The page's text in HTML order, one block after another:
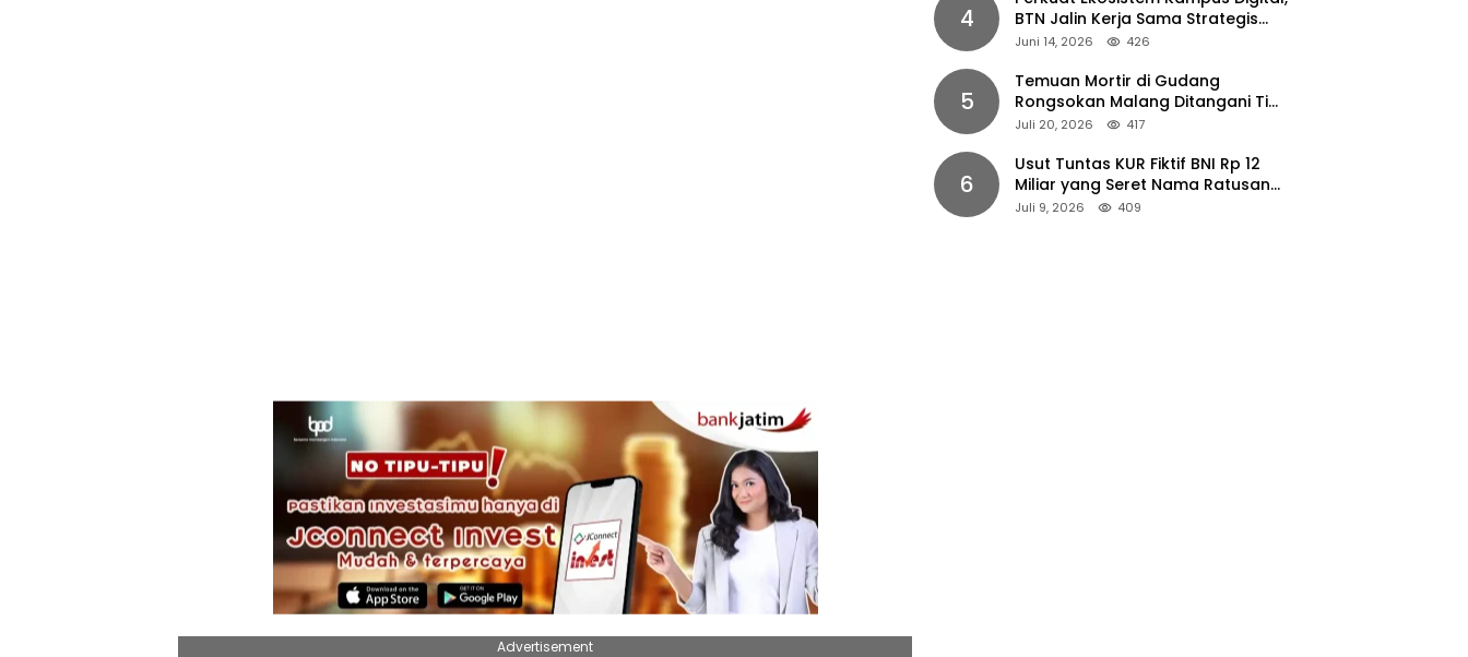
Advertisement
4
BTN Jalin Kerja Sama Strategis
dengan UNAIR
Juni 14, 2026 426
5
Temuan Mortir di Gudang
Rongsokan Malang Ditangani Tim
Gegana Polda Jatim
Juli 20, 2026 417
6
Usut Tuntas KUR Fiktif BNI Rp 12
Miliar yang Seret Nama Ratusan
Petani Jember
Juli 9, 2026 409